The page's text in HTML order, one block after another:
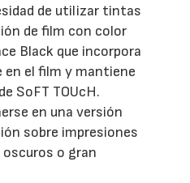
de utilizar tintas
de film con color
Black que incorpora
el film y mantiene
SoFT TOUcH.
en una versión
sobre impresiones
o gran